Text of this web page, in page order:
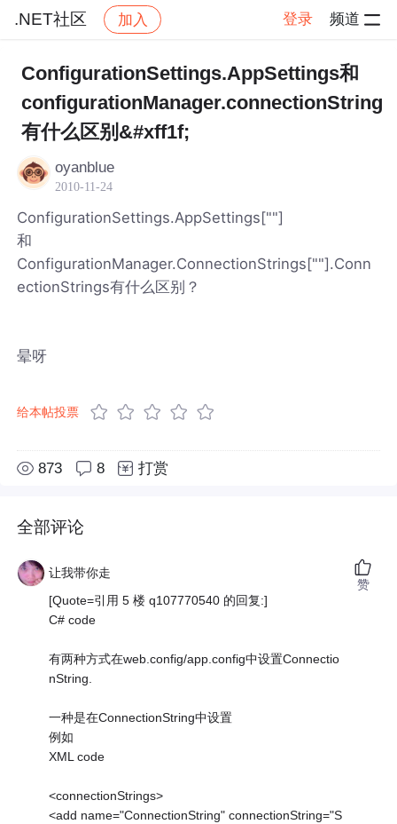
.NET社区 加入 登录 频道
社区 .NET社区 帖子详情
ConfigurationSettings.AppSettings和
configurationManager.connectionString
有什么区别&#xff1f;
oyanblue
2010-11-24
ConfigurationSettings.AppSettings[""]
和
ConfigurationManager.ConnectionStrings[""].Conn
ectionStrings有什么区别？
晕呀
给本帖投票
873 8 打赏
全部评论
让我带你走
[Quote=引用 5 楼 q107770540 的回复:]
C# code
有两种方式在web.config/app.config中设置Connectio
nString.
一种是在ConnectionString中设置
例如
XML code
<connectionStrings>
<add name="ConnectionString" connectionString="S
赞